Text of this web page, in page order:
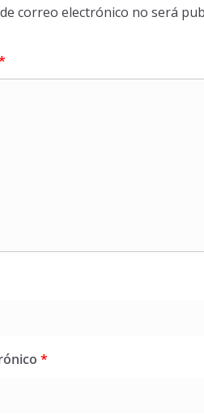
correo electrónico no será
*